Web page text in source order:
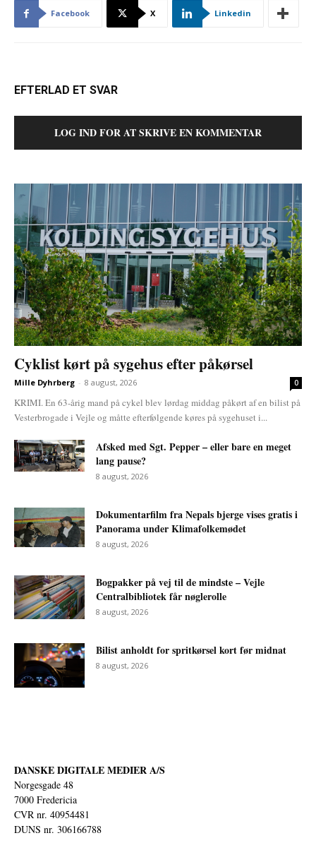
Facebook X Linkedin
EFTERLAD ET SVAR
LOG IND FOR AT SKRIVE EN KOMMENTAR
Cyklist kørt på sygehus efter påkørsel
Mille Dyhrberg - 8 august, 2026 0
KRIMI. En 63-årig mand på cykel blev lørdag middag påkørt af en bilist på
Vesterbrogade i Vejle og måtte efterfølgende køres på sygehuset i...
Afsked med Sgt. Pepper – eller bare en meget
lang pause?
8 august, 2026
Dokumentarfilm fra Nepals bjerge vises gratis i
Panorama under Klimafolkemødet
8 august, 2026
Bogpakker på vej til de mindste – Vejle
Centralbibliotek får nøglerolle
8 august, 2026
Bilist anholdt for spritkørsel kort før midnat
8 august, 2026
DANSKE DIGITALE MEDIER A/S
Norgesgade 48
7000 Fredericia
CVR nr. 40954481
DUNS nr. 306166788